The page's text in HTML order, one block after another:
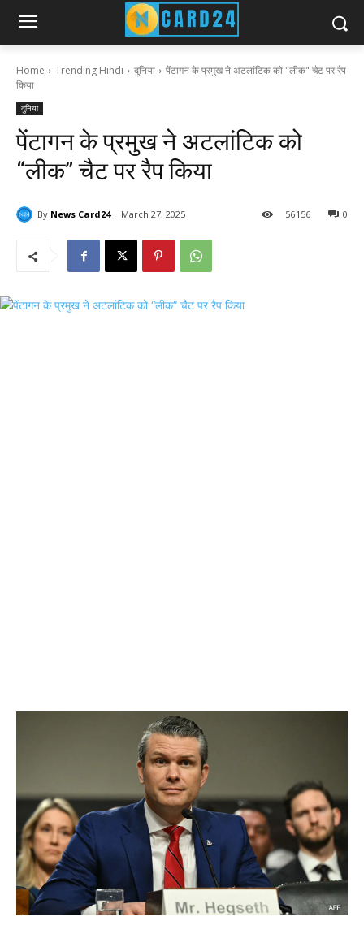
Home Trending Hindi दुनिया
पेंटागन के प्रमुख ने अटलांटिक को "लीक" चैट पर रैप
किया
दुनिया
पेंटागन के प्रमुख ने अटलांटिक को
“लीक” चैट पर रैप किया
By News Card24 March 27, 2025 0
56156